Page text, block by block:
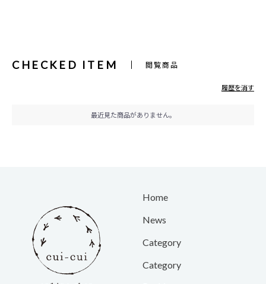
CHECKED ITEM 閲覧商品
履歴を消す
最近見た商品がありません。
Home
News
Category
Category